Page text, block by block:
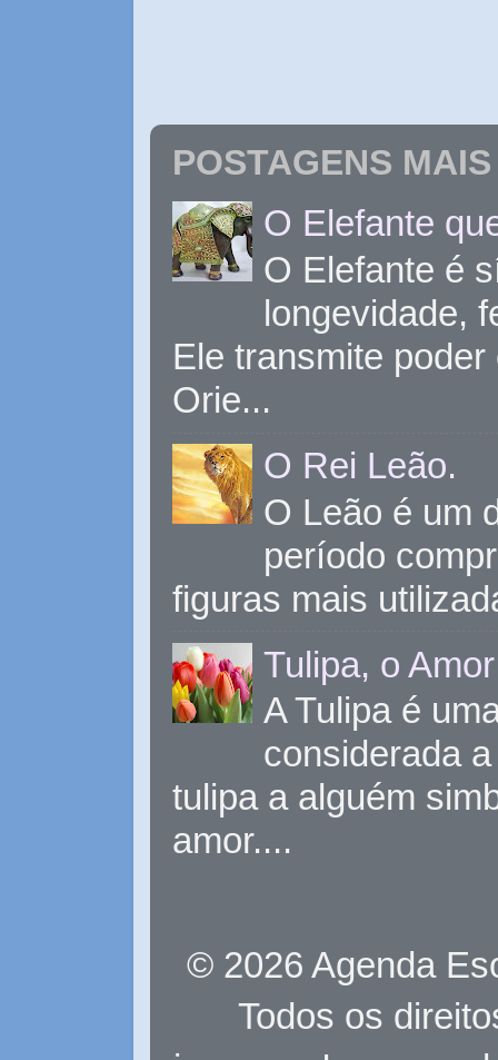
POSTAGENS
O Elefante
O Elefante é
longevidade,
Ele transmite
Orie...
O Rei Leão.
O Leão é um
período
figuras mais
Tulipa, o
A Tulipa é
considerada
tulipa a alguém
amor....
© 2026 Agenda
Todos os